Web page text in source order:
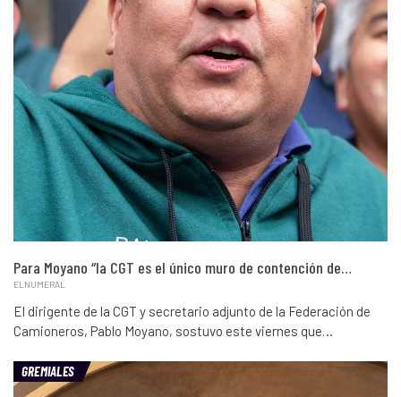
Para Moyano “la CGT es el único muro de contención de…
ELNUMERAL
El dirigente de la CGT y secretario adjunto de la Federación de
Camioneros, Pablo Moyano, sostuvo este viernes que…
GREMIALES